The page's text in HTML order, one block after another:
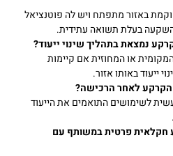
באזור מתפתח ויש לה פוטנציאל
השקעה בעלת תשואה עתידית.
נמצאת בתהליך שינוי ייעוד?
או המחוזית אם קיימות
ייעוד באותו אזור.
הקרקע לאחר הרכישה?
לשימושים התואמים את הייעוד
חקלאית פרטית במשותף עם